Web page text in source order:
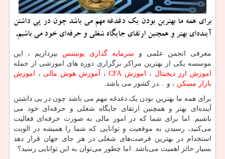
برای همه ما بهترین بودن یك دغدغه مهم می باشد چون در پی داشتن
آینده‌ای بهتر و همچنین ارتقای جایگاه شغلی و حرفه‌ای خود می باشیم.
معرفی انجمن علمی و سرمایه گذاری یونیننس بپردازیم ، این
موسسه یکی از بهترین مراکز برگزاری دوره های اموزشی از جمله
اموزش ارز دیجیتال ، اموزش CFA ، آموزش هوش مالی ،
اموزش
بازار مسکن ، و ...در کشور می باشد.
برای همه ما بهترین بودن یک دغدغه مهم می باشد چون در پی داشتن
آینده‌ای بهتر و همچنین ارتقای جایگاه شغلی و حرفه‌ای خود می
باشیم. اما برای شما که در امور مالی به صورت حرفه‌ای فعالیت
می‌کنید، رسیدن به موقعیت و توانایی که شما را همیشه در الویت
استخدام در بهترین فرصت‌های شغلی در هر جای جهان قرار دهد
بسیار حائز اهمیت می‌باشد. اما چظور می‌توان به این توانایی رسید؟